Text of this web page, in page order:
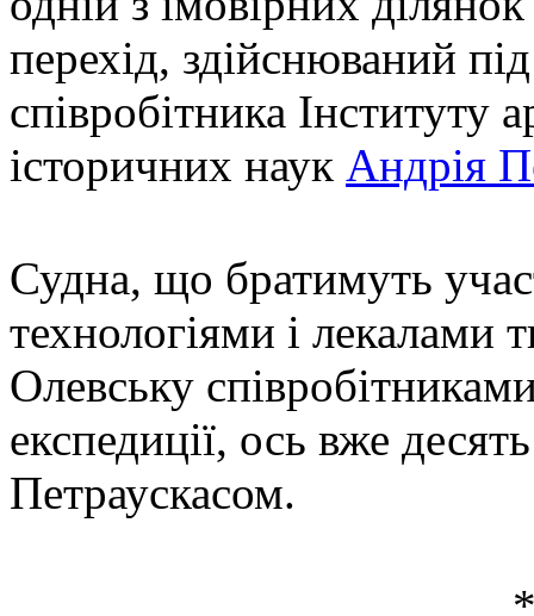
перехід, здійснюваний
співробітника Інституту
історичних наук Андрія
Судна, що братимуть
технологіями і лекалами
Олевську
експедиції, ось вже
Петраускасом.